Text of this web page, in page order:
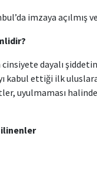
imzaya açılmış
dayalı
ettiği ilk
uyulmaması